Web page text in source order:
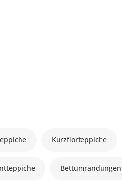
Kurzflorteppiche
Bettumrandungen